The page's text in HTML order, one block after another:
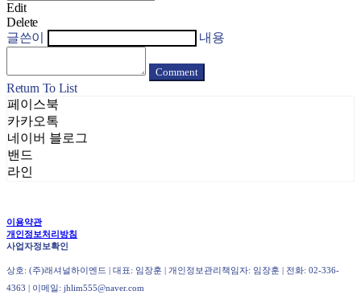
Edit
Delete
글쓴이
내용
Comment
Return To List
페이스북
카카오톡
네이버 블로그
밴드
라인
이용약관
개인정보처리방침
사업자정보확인
상호: (주)래셔널하이엔드 | 대표: 임장훈 | 개인정보관리책임자: 임장훈 | 전화: 02-336-
4363 | 이메일: jhlim555@naver.com